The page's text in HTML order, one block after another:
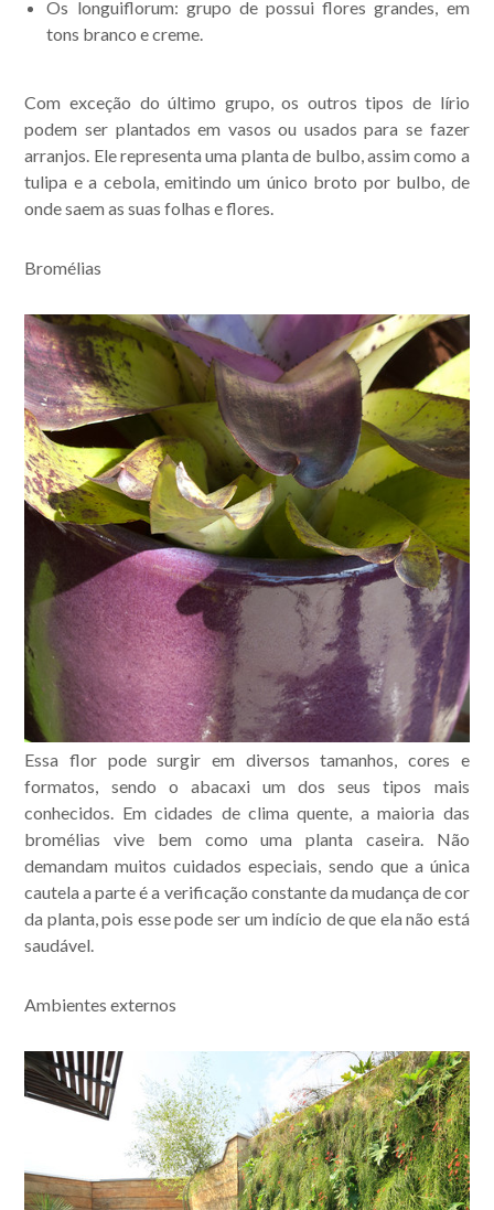
Os longuiflorum: grupo de possui flores grandes, em
tons branco e creme.
Com exceção do último grupo, os outros tipos de lírio
podem ser plantados em vasos ou usados para se fazer
arranjos. Ele representa uma planta de bulbo, assim como a
tulipa e a cebola, emitindo um único broto por bulbo, de
onde saem as suas folhas e flores.
Bromélias
Essa flor pode surgir em diversos tamanhos, cores e
formatos, sendo o abacaxi um dos seus tipos mais
conhecidos. Em cidades de clima quente, a maioria das
bromélias vive bem como uma planta caseira. Não
demandam muitos cuidados especiais, sendo que a única
cautela a parte é a verificação constante da mudança de cor
da planta, pois esse pode ser um indício de que ela não está
saudável.
Ambientes externos